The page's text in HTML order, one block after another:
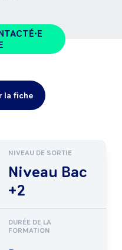
la fiche
NIVEAU DE SORTIE
Niveau Bac
+2
DURÉE DE LA
FORMATION